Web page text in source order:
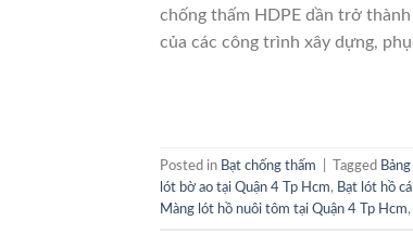
chống thấm HDPE dần trở
của các công trình xây dựng,
Posted in Bạt chống thấm Tagged
lót bờ ao tại Quận 4 Tp Hcm, Bạt lót hồ
Màng lót hồ nuôi tôm tại Quận 4 Tp Hcm,